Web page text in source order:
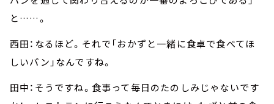
と……。
西田：なるほど。それで「おかずと一緒に食卓で食べてほ
しいパン」なんですね。
田中：そうですね。食事って毎日のたのしみじゃないです